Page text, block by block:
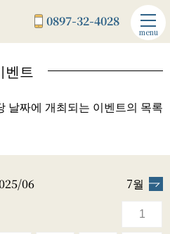
0897-32-4028
menu
벤트
날짜에 개최되는 이벤트의 목록
06 7월
1